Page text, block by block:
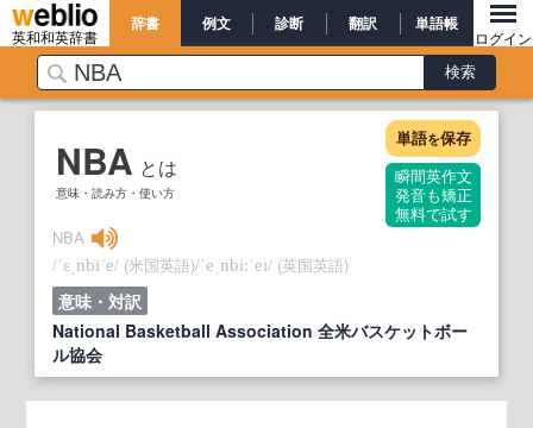
英和和英辞書
辞書 例文 診断 翻訳 単語帳
ログイン
NBA とは
意味・読み方・使い方
単語を保存
瞬間英作文
発音も矯正
無料で試す
NBA
/ˈɛˌnbiˈe/ (米国英語)/ˈeˌnbi:ˈeɪ/ (英国英語)
意味・対訳
National Basketball Association 全米バスケットボー
ル協会